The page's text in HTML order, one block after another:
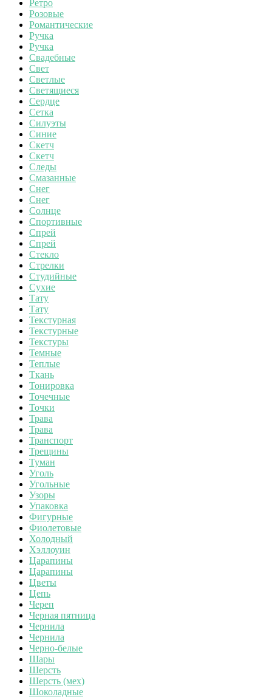
Ретро
Розовые
Романтические
Ручка
Ручка
Свадебные
Свет
Светлые
Светящиеся
Сердце
Сетка
Силуэты
Синие
Скетч
Скетч
Следы
Смазанные
Снег
Снег
Солнце
Спортивные
Спрей
Спрей
Стекло
Стрелки
Студийные
Сухие
Тату
Тату
Текстурная
Текстурные
Текстуры
Темные
Теплые
Ткань
Тонировка
Точечные
Точки
Трава
Трава
Транспорт
Трещины
Туман
Уголь
Угольные
Узоры
Упаковка
Фигурные
Фиолетовые
Холодный
Хэллоуин
Царапины
Царапины
Цветы
Цепь
Череп
Черная пятница
Чернила
Чернила
Черно-белые
Шары
Шерсть
Шерсть (мех)
Шоколадные